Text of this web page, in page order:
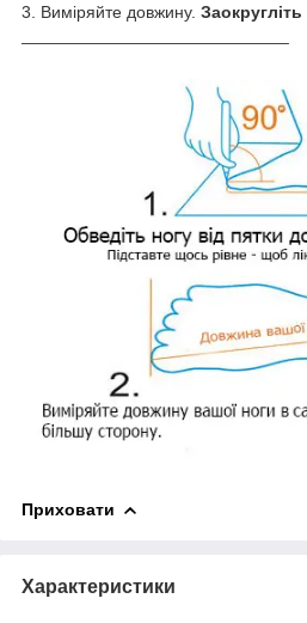
3. Виміряйте довжину. Заокругліть
Приховати
Характеристики